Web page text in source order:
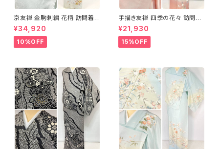
京友禅 金駒刺繍 花柄 訪問着
正絹 水色 黄緑 パステルカラー
アイスグリーン 1433
¥34,920
10%OFF
手描き友禅 四季の花々 訪問着
袷 正絹 サーモンピンク クリー
ム 白 桃花色 1434
¥21,930
15%OFF